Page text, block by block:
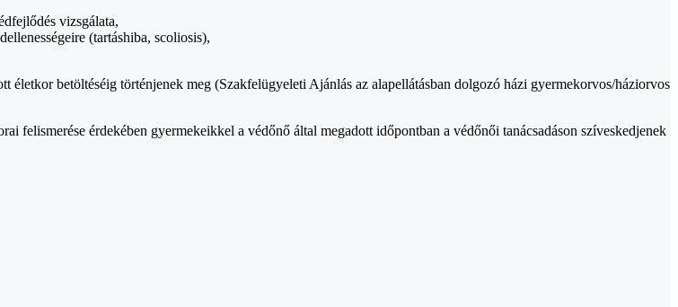
vizsgálata,
(tartáshiba, scoliosis),
betöltéséig történjenek meg (Szakfelügyeleti Ajánlás az alapellátásban dolgozó házi gyermekorvos/háziorvos
felismerése érdekében gyermekeikkel a védőnő által megadott időpontban a védőnői tanácsadáson szíveskedjenek